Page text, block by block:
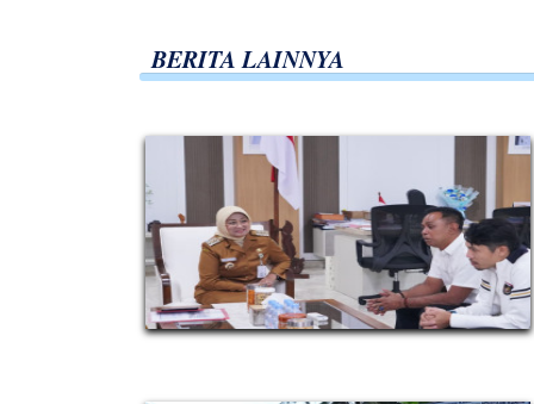
BERITA LAINNYA